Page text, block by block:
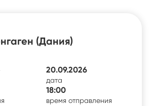
(Дания)
20.09.2026
дата
18:00
время отправления